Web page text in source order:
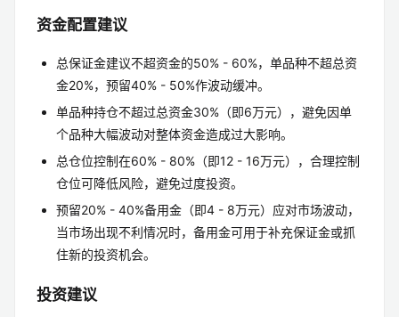
资金配置建议
总保证金建议不超资金的50% - 60%，单品种不超总资
金20%，预留40% - 50%作波动缓冲。
单品种持仓不超过总资金30%（即6万元），避免因单
个品种大幅波动对整体资金造成过大影响。
总仓位控制在60% - 80%（即12 - 16万元），合理控制
仓位可降低风险，避免过度投资。
预留20% - 40%备用金（即4 - 8万元）应对市场波动，
当市场出现不利情况时，备用金可用于补充保证金或抓
住新的投资机会。
投资建议